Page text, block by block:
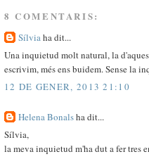
8 COMENTARIS:
Sílviaha dit...
Una inquietud molt natural, la
escrivim, més ens buidem. Sense la
12 DE GENER, 2013 21:10
Helena Bonalsha dit...
Sílvia,
la meva inquietud m'ha dut a fer tres